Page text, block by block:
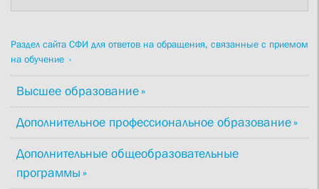
Раздел сайта СФИ для ответов на обращения, связанные с приемом
на обучение
Высшее образование
Дополнительное профессиональное образование
Дополнительные общеобразовательные
программы